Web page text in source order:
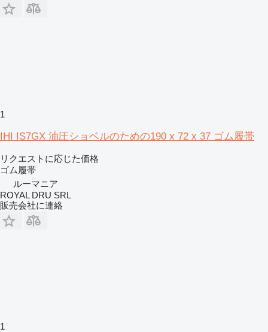
1
IHI IS7GX 油圧ショベルのための190 x 72 x 37 ゴム履帯
リクエストに応じた価格
ゴム履帯
ルーマニア
ROYAL DRU SRL
販売会社に連絡
1